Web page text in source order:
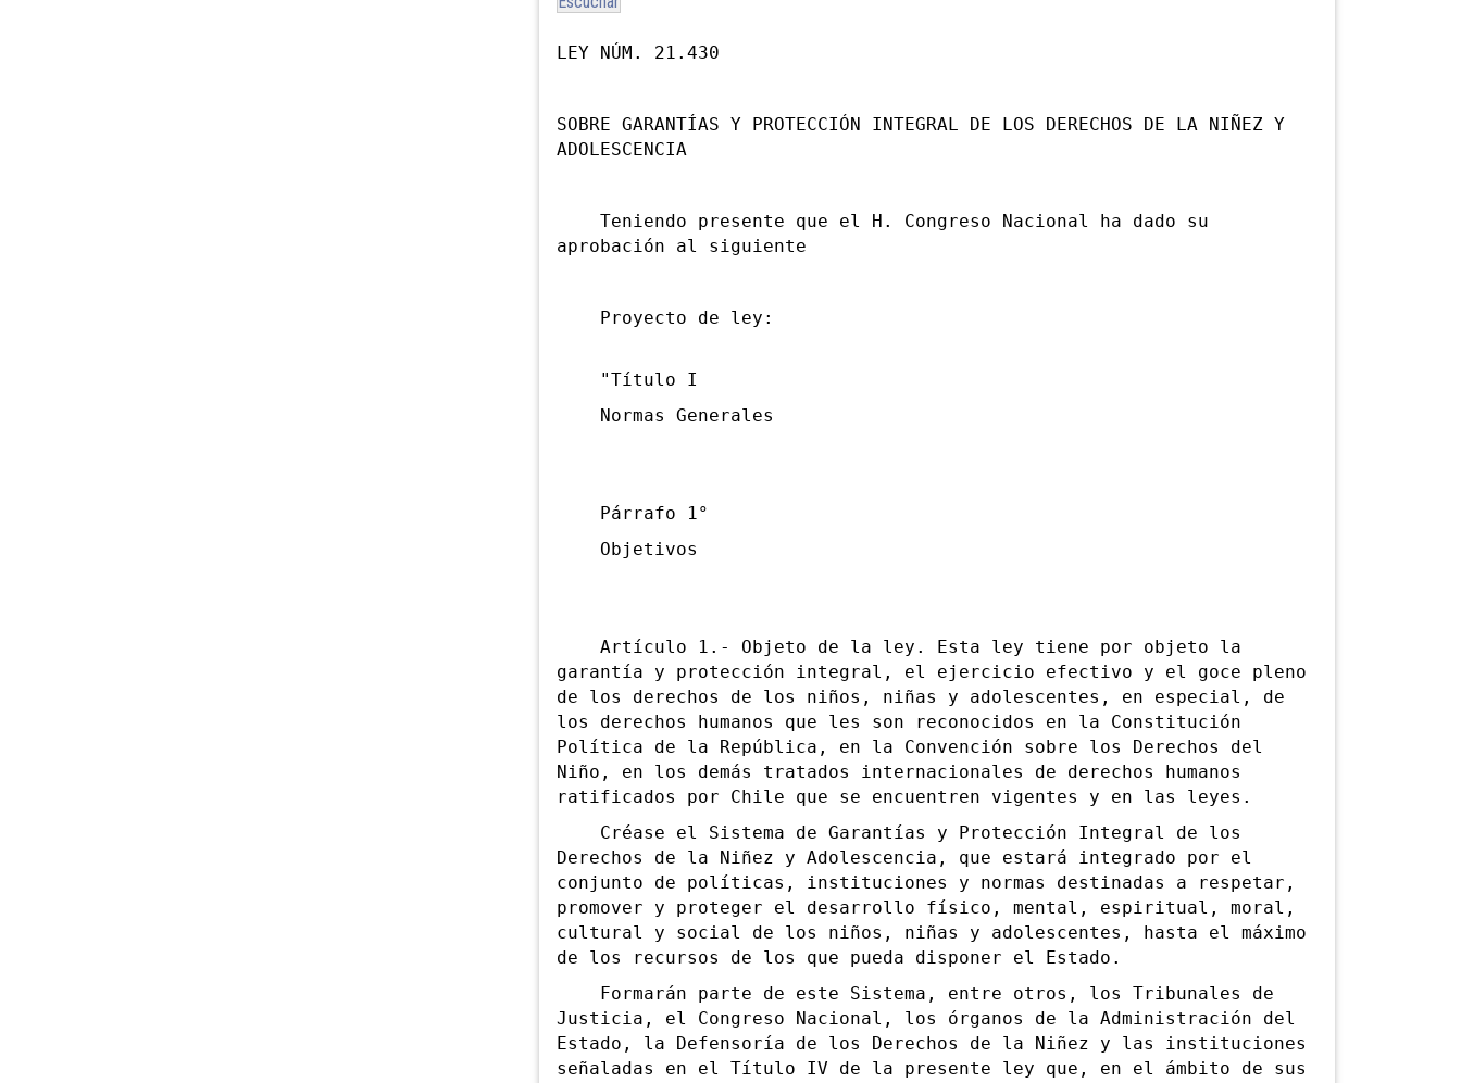
LEY NÚM. 21.430
SOBRE GARANTÍAS Y PROTECCIÓN INTEGRAL DE LOS DERECHOS DE LA NIÑEZ Y
ADOLESCENCIA
Teniendo presente que el H. Congreso Nacional ha dado su
aprobación al siguiente
Proyecto de ley:
"Título I
Normas Generales
Párrafo 1°
Objetivos
Artículo 1.- Objeto de la ley. Esta ley tiene por objeto la
garantía y protección integral, el ejercicio efectivo y el goce pleno
de los derechos de los niños, niñas y adolescentes, en especial, de
los derechos humanos que les son reconocidos en la Constitución
Política de la República, en la Convención sobre los Derechos del
Niño, en los demás tratados internacionales de derechos humanos
ratificados por Chile que se encuentren vigentes y en las leyes.
Créase el Sistema de Garantías y Protección Integral de los
Derechos de la Niñez y Adolescencia, que estará integrado por el
conjunto de políticas, instituciones y normas destinadas a respetar,
promover y proteger el desarrollo físico, mental, espiritual, moral,
cultural y social de los niños, niñas y adolescentes, hasta el máximo
de los recursos de los que pueda disponer el Estado.
Formarán parte de este Sistema, entre otros, los Tribunales de
Justicia, el Congreso Nacional, los órganos de la Administración del
Estado, la Defensoría de los Derechos de la Niñez y las instituciones
señaladas en el Título IV de la presente ley que, en el ámbito de sus